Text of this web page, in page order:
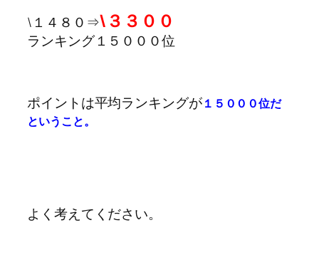
\１４８０⇒\３３００
ランキング１５０００位
ポイントは平均ランキングが１５０００位だ
ということ。
よく考えてください。